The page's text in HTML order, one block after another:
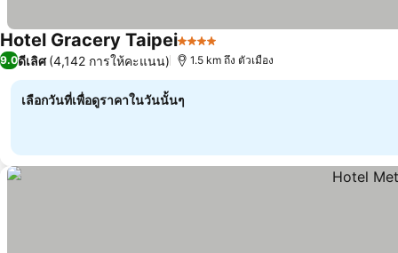
Hotel Gracery Taipei4 ดาว
9.0ดีเลิศ (4,142 การให้คะแนน) 1.5 km ถึง ตัวเมือง
เลือกวันที่เพื่อดูราคาในวันนั้นๆ